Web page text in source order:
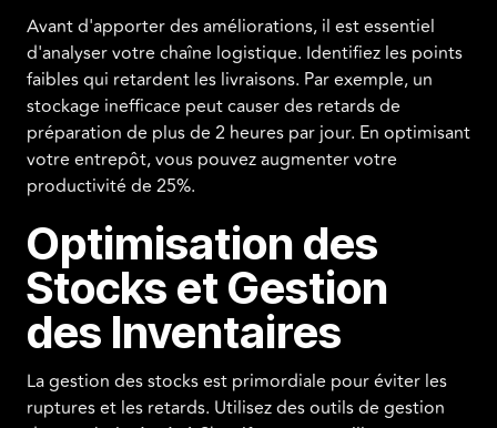
Avant d'apporter des améliorations, il est essentiel
d'analyser votre chaîne logistique. Identifiez les points
faibles qui retardent les livraisons. Par exemple, un
stockage inefficace peut causer des retards de
préparation de plus de 2 heures par jour. En optimisant
votre entrepôt, vous pouvez augmenter votre
productivité de 25%.
Optimisation des
Stocks et Gestion
des Inventaires
La gestion des stocks est primordiale pour éviter les
ruptures et les retards. Utilisez des outils de gestion